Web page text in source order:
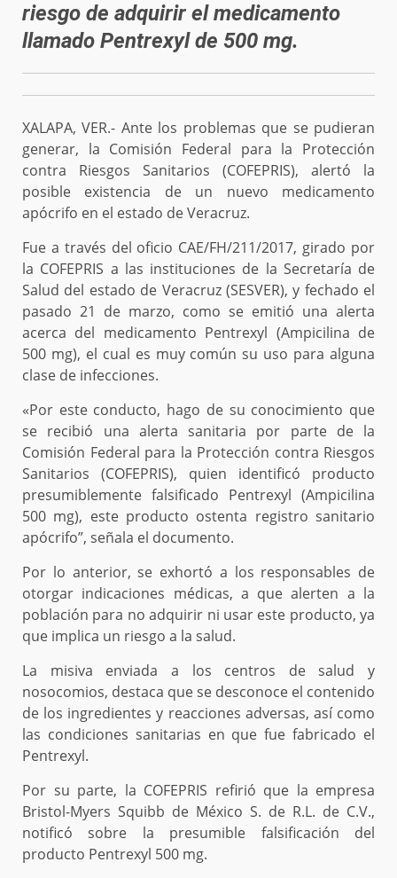
riesgo de adquirir el medicamento
llamado Pentrexyl de 500 mg.
XALAPA, VER.- Ante los problemas que se pudieran
generar, la Comisión Federal para la Protección
contra Riesgos Sanitarios (COFEPRIS), alertó la
posible existencia de un nuevo medicamento
apócrifo en el estado de Veracruz.
Fue a través del oficio CAE/FH/211/2017, girado por
la COFEPRIS a las instituciones de la Secretaría de
Salud del estado de Veracruz (SESVER), y fechado el
pasado 21 de marzo, como se emitió una alerta
acerca del medicamento Pentrexyl (Ampicilina de
500 mg), el cual es muy común su uso para alguna
clase de infecciones.
«Por este conducto, hago de su conocimiento que
se recibió una alerta sanitaria por parte de la
Comisión Federal para la Protección contra Riesgos
Sanitarios (COFEPRIS), quien identificó producto
presumiblemente falsificado Pentrexyl (Ampicilina
500 mg), este producto ostenta registro sanitario
apócrifo”, señala el documento.
Por lo anterior, se exhortó a los responsables de
otorgar indicaciones médicas, a que alerten a la
población para no adquirir ni usar este producto, ya
que implica un riesgo a la salud.
La misiva enviada a los centros de salud y
nosocomios, destaca que se desconoce el contenido
de los ingredientes y reacciones adversas, así como
las condiciones sanitarias en que fue fabricado el
Pentrexyl.
Por su parte, la COFEPRIS refirió que la empresa
Bristol-Myers Squibb de México S. de R.L. de C.V.,
notificó sobre la presumible falsificación del
producto Pentrexyl 500 mg.